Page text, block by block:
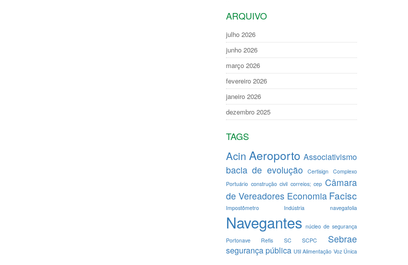
ARQUIVO
julho 2026
junho 2026
março 2026
fevereiro 2026
janeiro 2026
dezembro 2025
TAGS
Acin Aeroporto Associativismo
bacia de evolução Certisign Complexo
Portuário construção civil correios; cep Câmara
de Vereadores Economia Facisc
Impostômetro Indústria navegafolia
Navegantes núcleo de segurança
Portonave
Refis SC SCPC Sebrae
segurança pública Util Alimentação Voz Única